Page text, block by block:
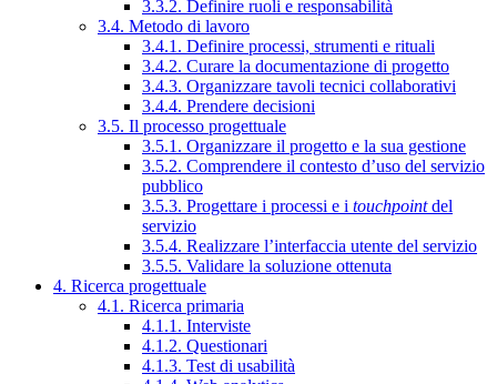
3.3.2. Definire ruoli e responsabilità
3.4. Metodo di lavoro
3.4.1. Definire processi, strumenti e rituali
3.4.2. Curare la documentazione di progetto
3.4.3. Organizzare tavoli tecnici collaborativi
3.4.4. Prendere decisioni
3.5. Il processo progettuale
3.5.1. Organizzare il progetto e la sua gestione
3.5.2. Comprendere il contesto d’uso del servizio
pubblico
3.5.3. Progettare i processi e i touchpointdel
servizio
3.5.4. Realizzare l’interfaccia utente del servizio
3.5.5. Validare la soluzione ottenuta
4. Ricerca progettuale
4.1. Ricerca primaria
4.1.1. Interviste
4.1.2. Questionari
4.1.3. Test di usabilità